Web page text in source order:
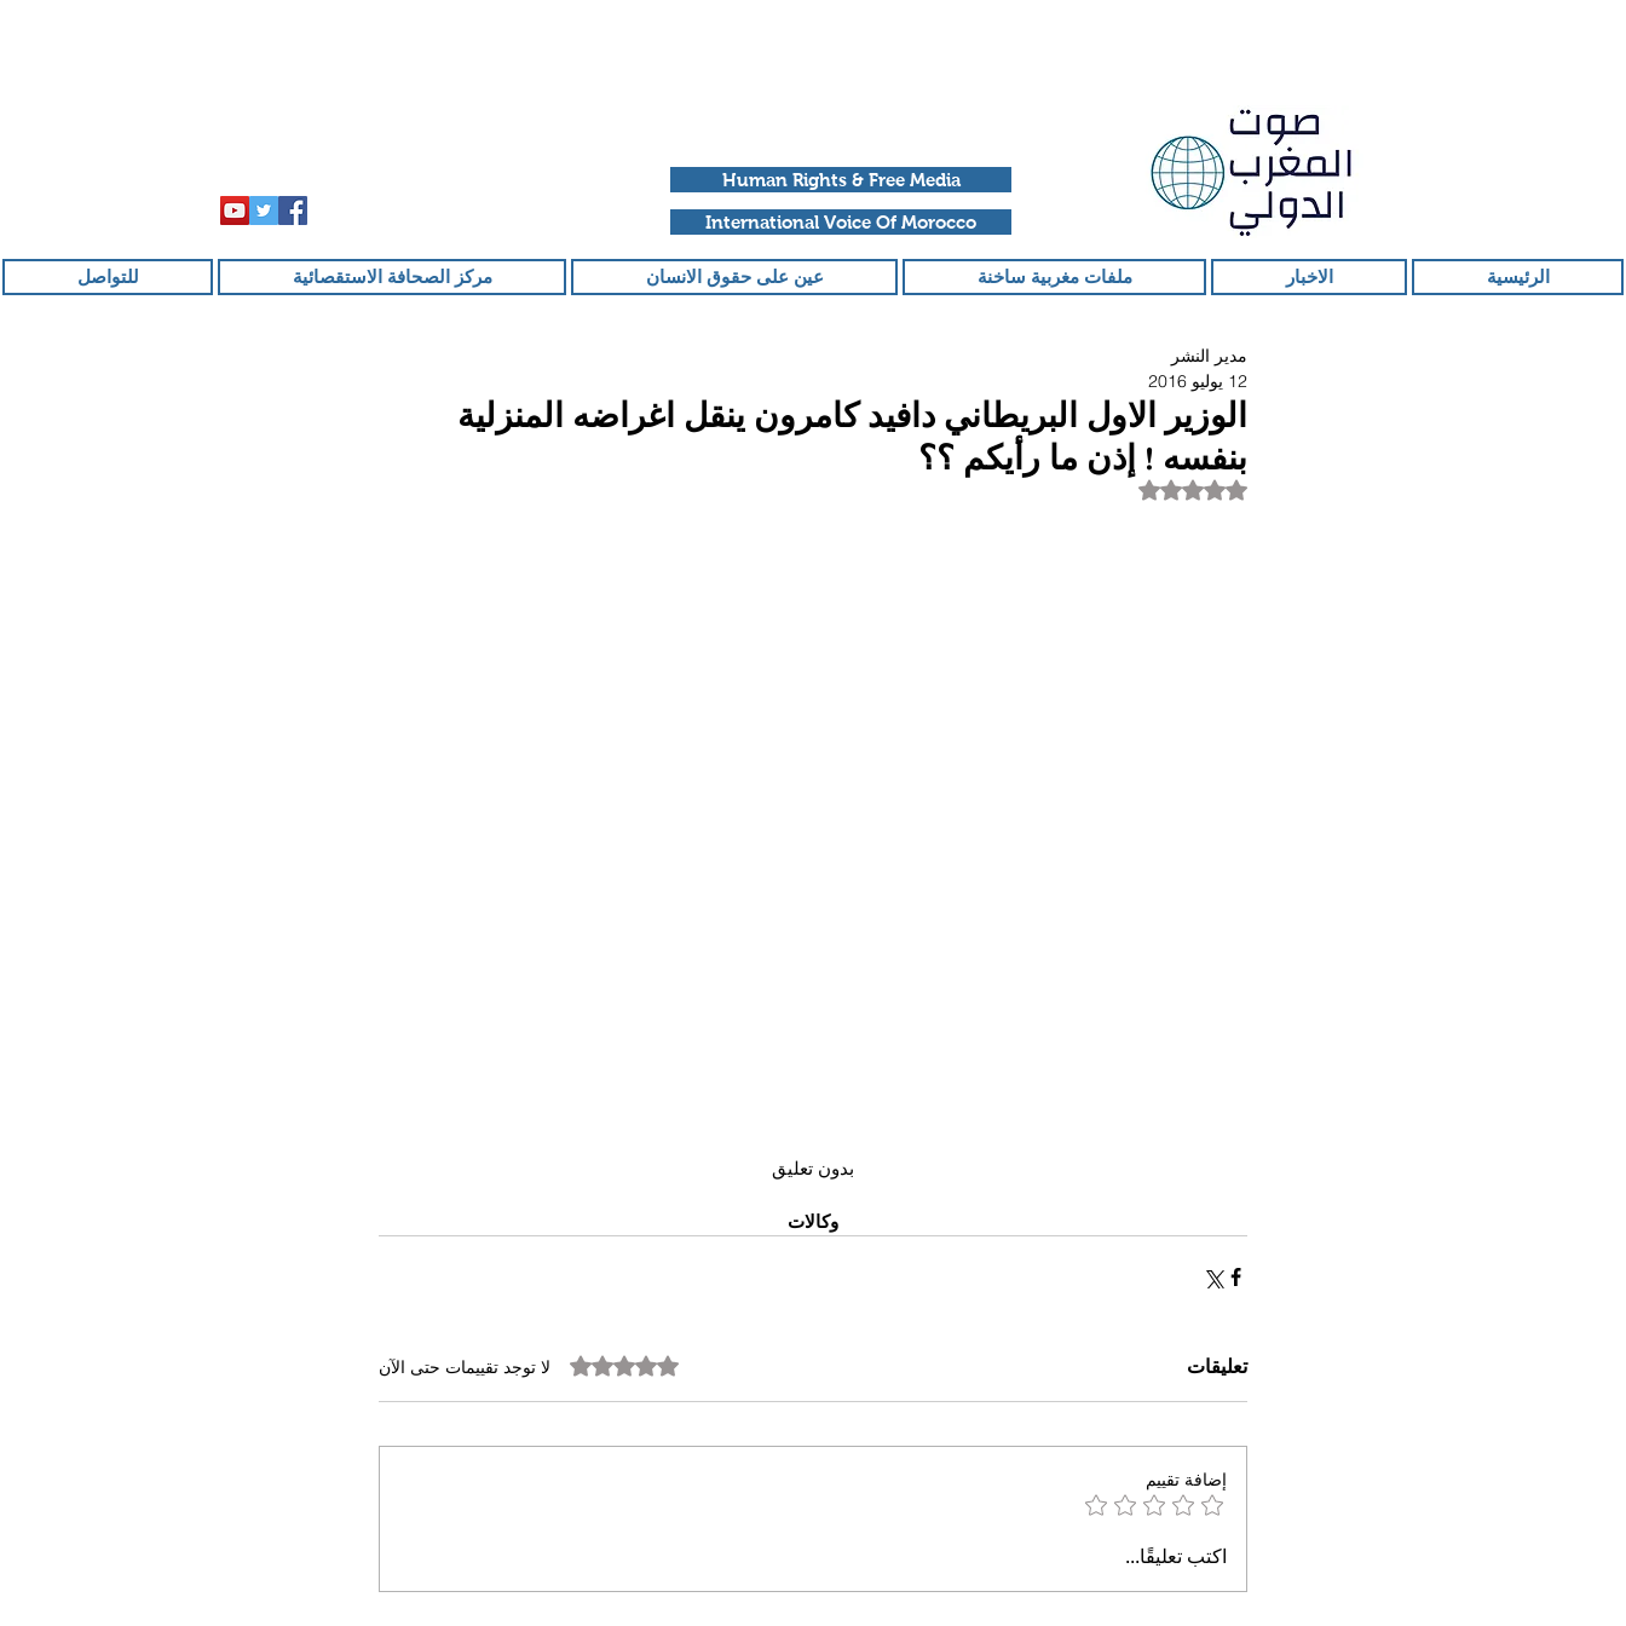
Human Rights & Free Media
International Voice Of Morocco
الرئيسية الاخبار ملفات مغربية ساخنة عين على حقوق الانسان مركز الصحافة الاستقصائية للتواصل
الوزير الاول البريطاني دافيد كامرون ينقل اغراضه المنزلية
بنفسه ! إذن ما رأيكم ؟؟
مدير النشر
12 يوليو 2016
تم التقييم بـ ليس رقمًا من أصل 5 نجوم.
بدون تعليق
وكالات
تعليقات تم التقييم بـ 0 من أصل 5 نجوم. لا توجد تقييمات حتى الآن
إضافة تقييم
اكتب تعليقًا...